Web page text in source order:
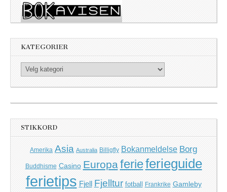
KATEGORIER
Kategorier
STIKKORD
Amerika Asia Australia Billigfly Bokanmeldelse Borg
Buddhisme Casino Europa ferieferieguide
ferietips Fjell Fjelltur fotball Frankrike Gamleby